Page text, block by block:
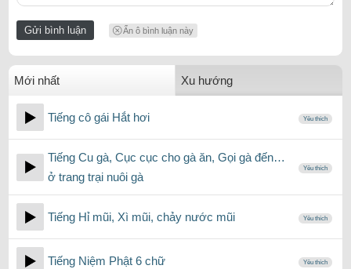
Ẩn ô bình luận này
Mới nhất Xu hướng
Tiếng cô gái Hắt hơi Yêu thích
Tiếng Cu gà, Cục cục cho gà ăn, Gọi gà đến…
ở trang trại nuôi gà
Yêu thích
Tiếng Hỉ mũi, Xì mũi, chảy nước mũi Yêu thích
Tiếng Niệm Phật 6 chữ Yêu thích